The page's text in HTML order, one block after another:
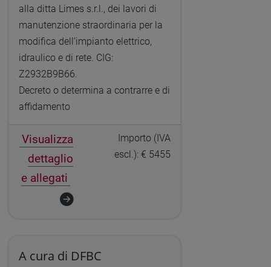
alla ditta Limes s.r.l., dei lavori di
manutenzione straordinaria per la
modifica dell’impianto elettrico,
idraulico e di rete. CIG:
Z2932B9B66.
Decreto o determina a contrarre e di
affidamento
Visualizza
dettaglio
e allegati
Importo (IVA
escl.): € 5455
A cura di DFBC